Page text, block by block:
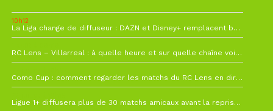
10h12
La Liga change de diffuseur : DAZN et Disney+ remplacent beIN Sports !
RC Lens – Villarreal : à quelle heure et sur quelle chaîne voir la finale de la Como Cup ?
Como Cup : comment regarder les matchs du RC Lens en direct ?
Ligue 1+ diffusera plus de 30 matchs amicaux avant la reprise de la Ligue 1